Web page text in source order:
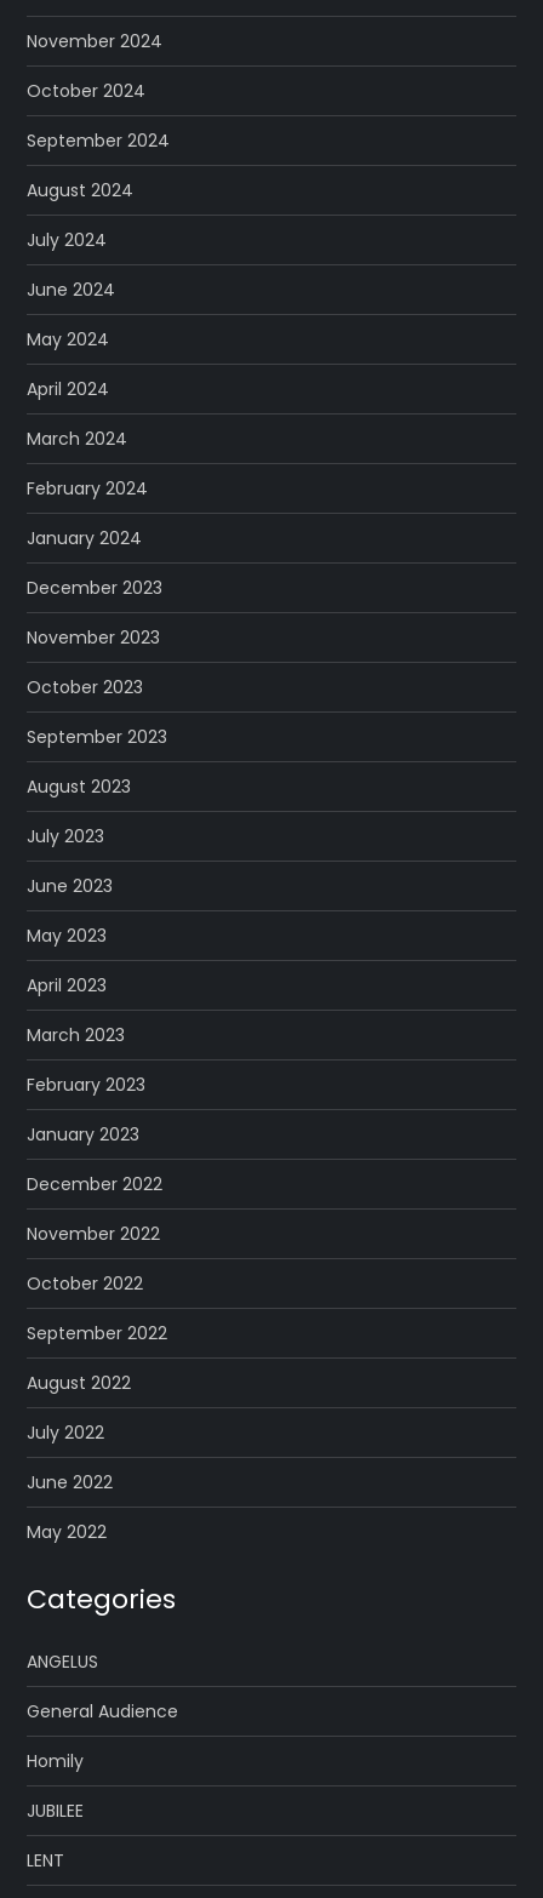
November 2024
October 2024
September 2024
August 2024
July 2024
June 2024
May 2024
April 2024
March 2024
February 2024
January 2024
December 2023
November 2023
October 2023
September 2023
August 2023
July 2023
June 2023
May 2023
April 2023
March 2023
February 2023
January 2023
December 2022
November 2022
October 2022
September 2022
August 2022
July 2022
June 2022
May 2022
Categories
ANGELUS
General Audience
Homily
JUBILEE
LENT